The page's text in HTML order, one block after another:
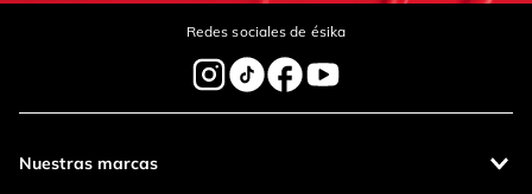
Redes sociales de ésika
Nuestras marcas